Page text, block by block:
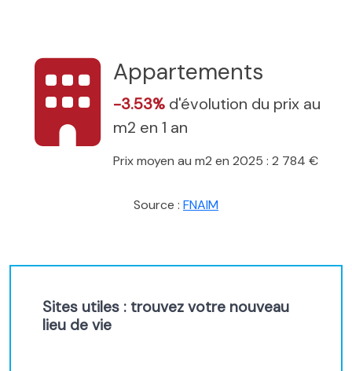
Appartements
-3.53% d'évolution du prix au
m2 en 1 an
Prix moyen au m2 en 2025 : 2 784 €
Source : FNAIM
Sites utiles : trouvez votre nouveau
lieu de vie